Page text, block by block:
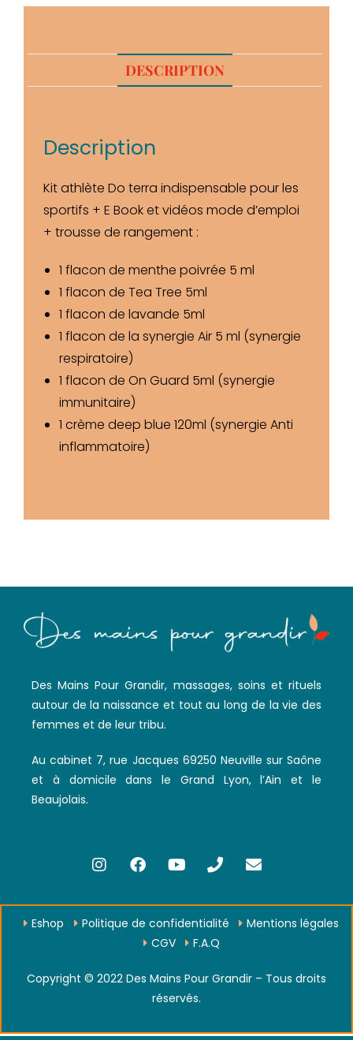
DESCRIPTION
Description
Kit athlète Do terra indispensable pour les
sportifs + E Book et vidéos mode d’emploi
+ trousse de rangement :
1 flacon de menthe poivrée 5 ml
1 flacon de Tea Tree 5ml
1 flacon de lavande 5ml
1 flacon de la synergie Air 5 ml (synergie
respiratoire)
1 flacon de On Guard 5ml (synergie
immunitaire)
1 crème deep blue 120ml (synergie Anti
inflammatoire)
Des Mains Pour Grandir, massages, soins et rituels
autour de la naissance et tout au long de la vie des
femmes et de leur tribu.
Au cabinet 7, rue Jacques 69250 Neuville sur Saône
et à domicile dans le Grand Lyon, l’Ain et le
Beaujolais.
Copyright © 2022 Des Mains Pour Grandir – Tous droits
réservés.
Eshop Politique de confidentialité
Mentions légales
CGV
F.A.Q